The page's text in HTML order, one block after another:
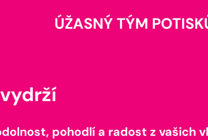
ÚŽASNÝ TÝM
pohodlí a radost z vašich